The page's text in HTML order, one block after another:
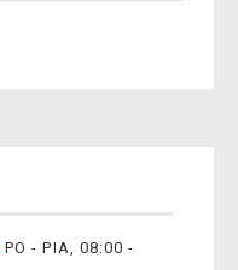
PO - PIA, 08:00 -